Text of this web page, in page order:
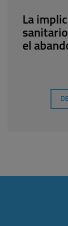
La
el